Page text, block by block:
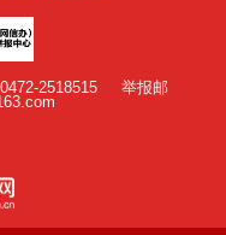
2518515
举报邮